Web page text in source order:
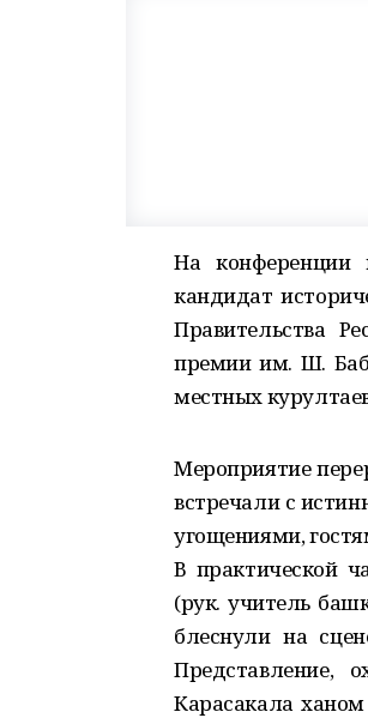
На конференции
кандидат
Правительства
премии им. Ш.
местных
Мероприятие
встречали с
угощениями,
В практической
(рук. учитель
блеснули на
Представление,
Карасакала